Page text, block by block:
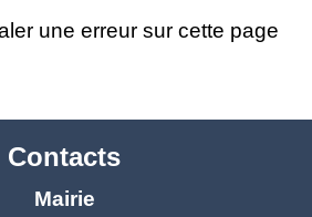
une erreur sur cette page
Contacts
Mairie